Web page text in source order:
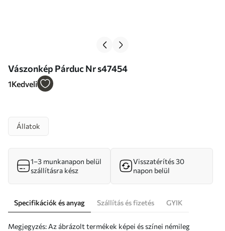
Vászonkép Párduc Nr s47454
1Kedveli
Állatok
1–3 munkanapon belül
szállításra kész
Visszatérítés 30
napon belül
Specifikációk és anyag Szállítás és fizetés GYIK
Megjegyzés: Az ábrázolt termékek képei és színei némileg